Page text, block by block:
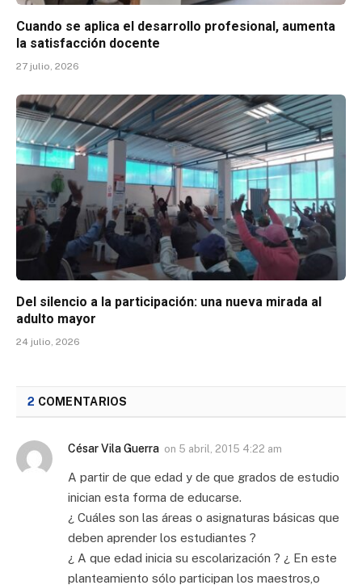
Cuando se aplica el desarrollo profesional, aumenta
la satisfacción docente
27 julio, 2026
Del silencio a la participación: una nueva mirada al
adulto mayor
24 julio, 2026
2 COMENTARIOS
César Vila Guerra on 5 abril, 2015 4:22 am
A partir de que edad y de que grados de estudio
inician esta forma de educarse.
¿ Cuáles son las áreas o asignaturas básicas que
deben aprender los estudiantes ?
¿ A que edad inicia su escolarización ? ¿ En este
planteamiento sólo participan los maestros,o